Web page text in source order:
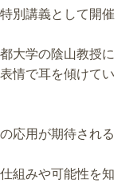
別講義として開催
大学の陰山教授に
情で耳を傾けてい
応用が期待される
組みや可能性を知